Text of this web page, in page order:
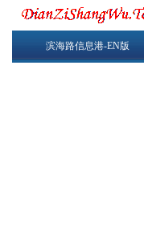
滨海路信息港-EN版